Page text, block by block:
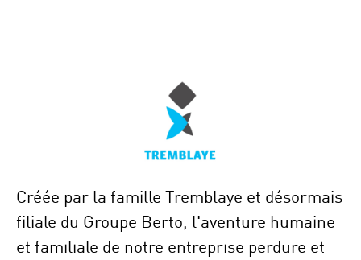
Créée par la famille Tremblaye et désormais
filiale du Groupe Berto, l'aventure humaine
et familiale de notre entreprise perdure et